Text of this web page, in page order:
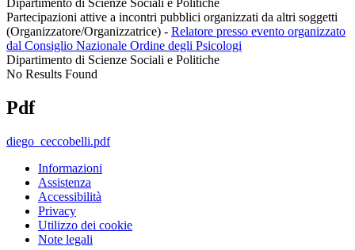
Dipartimento di Scienze Sociali e Politiche
Partecipazioni attive a incontri pubblici organizzati da altri soggetti
(Organizzatore/Organizzatrice) - Relatore presso evento organizzato
dal Consiglio Nazionale Ordine degli Psicologi
Dipartimento di Scienze Sociali e Politiche
No Results Found
Pdf
diego_ceccobelli.pdf
Informazioni
Assistenza
Accessibilità
Privacy
Utilizzo dei cookie
Note legali